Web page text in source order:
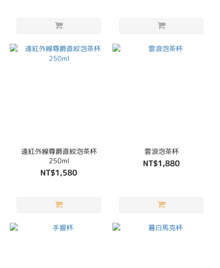
遠紅外線尊爵直紋泡茶杯
250ml
NT$1,580
雲浪泡茶杯
NT$1,880